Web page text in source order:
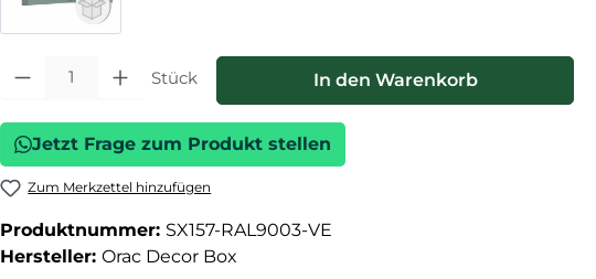
Produkt Anzahl: Gib den gewünschten Wert ein oder benutze die
Stück In den Warenkorb
Jetzt Frage zum Produkt stellen
Zum Merkzettel hinzufügen
Produktnummer: SX157-RAL9003-VE
Hersteller: Orac Decor Box